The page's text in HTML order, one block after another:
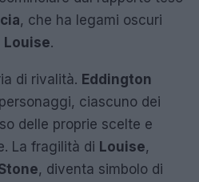
, che ha legami oscuri
Louise.
di rivalità. Eddington
ciascuno dei
delle proprie scelte e
La fragilità di Louise,
, diventa simbolo di